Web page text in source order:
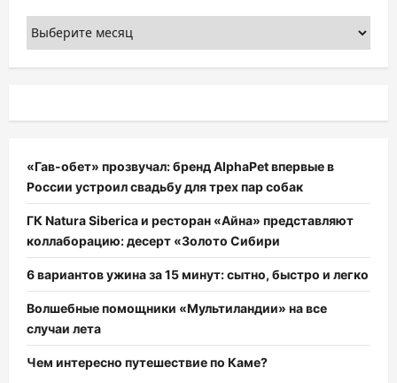
Архивы
«Гав-обет» прозвучал: бренд AlphaPet впервые в
России устроил свадьбу для трех пар собак
ГК Natura Siberica и ресторан «Айна» представляют
коллаборацию: десерт «Золото Сибири
6 вариантов ужина за 15 минут: сытно, быстро и легко
Волшебные помощники «Мультиландии» на все
случаи лета
Чем интересно путешествие по Каме?